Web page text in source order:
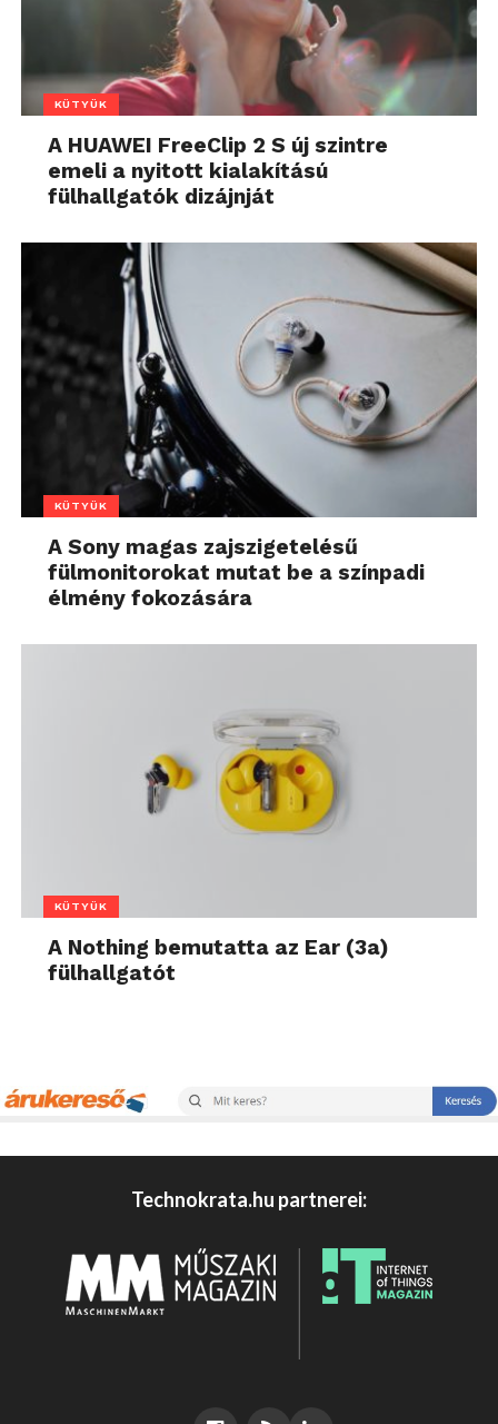
KÜTYÜK
A HUAWEI FreeClip 2 S új szintre
emeli a nyitott kialakítású
fülhallgatók dizájnját
KÜTYÜK
A Sony magas zajszigetelésű
fülmonitorokat mutat be a színpadi
élmény fokozására
KÜTYÜK
A Nothing bemutatta az Ear (3a)
fülhallgatót
Technokrata.hu partnerei: